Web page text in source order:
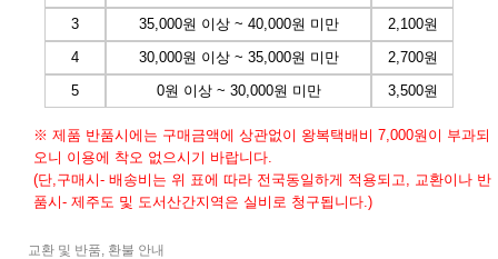
3
35,000원 이상 ~ 40,000원 미만
2,100원
4
30,000원 이상 ~ 35,000원 미만
2,700원
5
0원 이상 ~ 30,000원 미만 3,500원
※ 제품 반품시에는 구매금액에 상관없이 왕복택배비 7,000원이 부과되
오니 이용에 착오 없으시기 바랍니다.
(단,구매시- 배송비는 위 표에 따라 전국동일하게 적용되고, 교환이나 반
품시- 제주도 및 도서산간지역은 실비로 청구됩니다.)
교환 및 반품, 환불 안내